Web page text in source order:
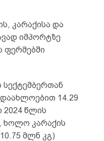
კარაქისა და
იმპორტზე
ფერმებში
სექტემბერთან
14.29
2024 წლის
ხოლო კარაქის
მლნ კგ)